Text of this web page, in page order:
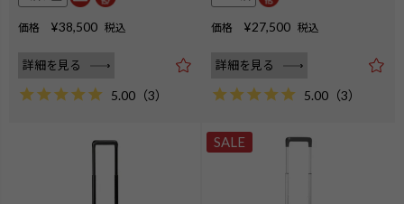
価格 ¥38,500 税込
詳細を見る
5.00 （3）
価格 ¥27,500 税込
詳細を見る
5.00 （3）
SALE